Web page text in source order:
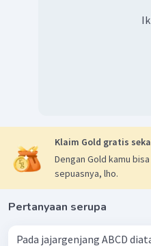
Klaim Gold gratis
Dengan Gold kamu
sepuasnya, lho.
Pertanyaan serupa
Pada jajargenjang ABCD